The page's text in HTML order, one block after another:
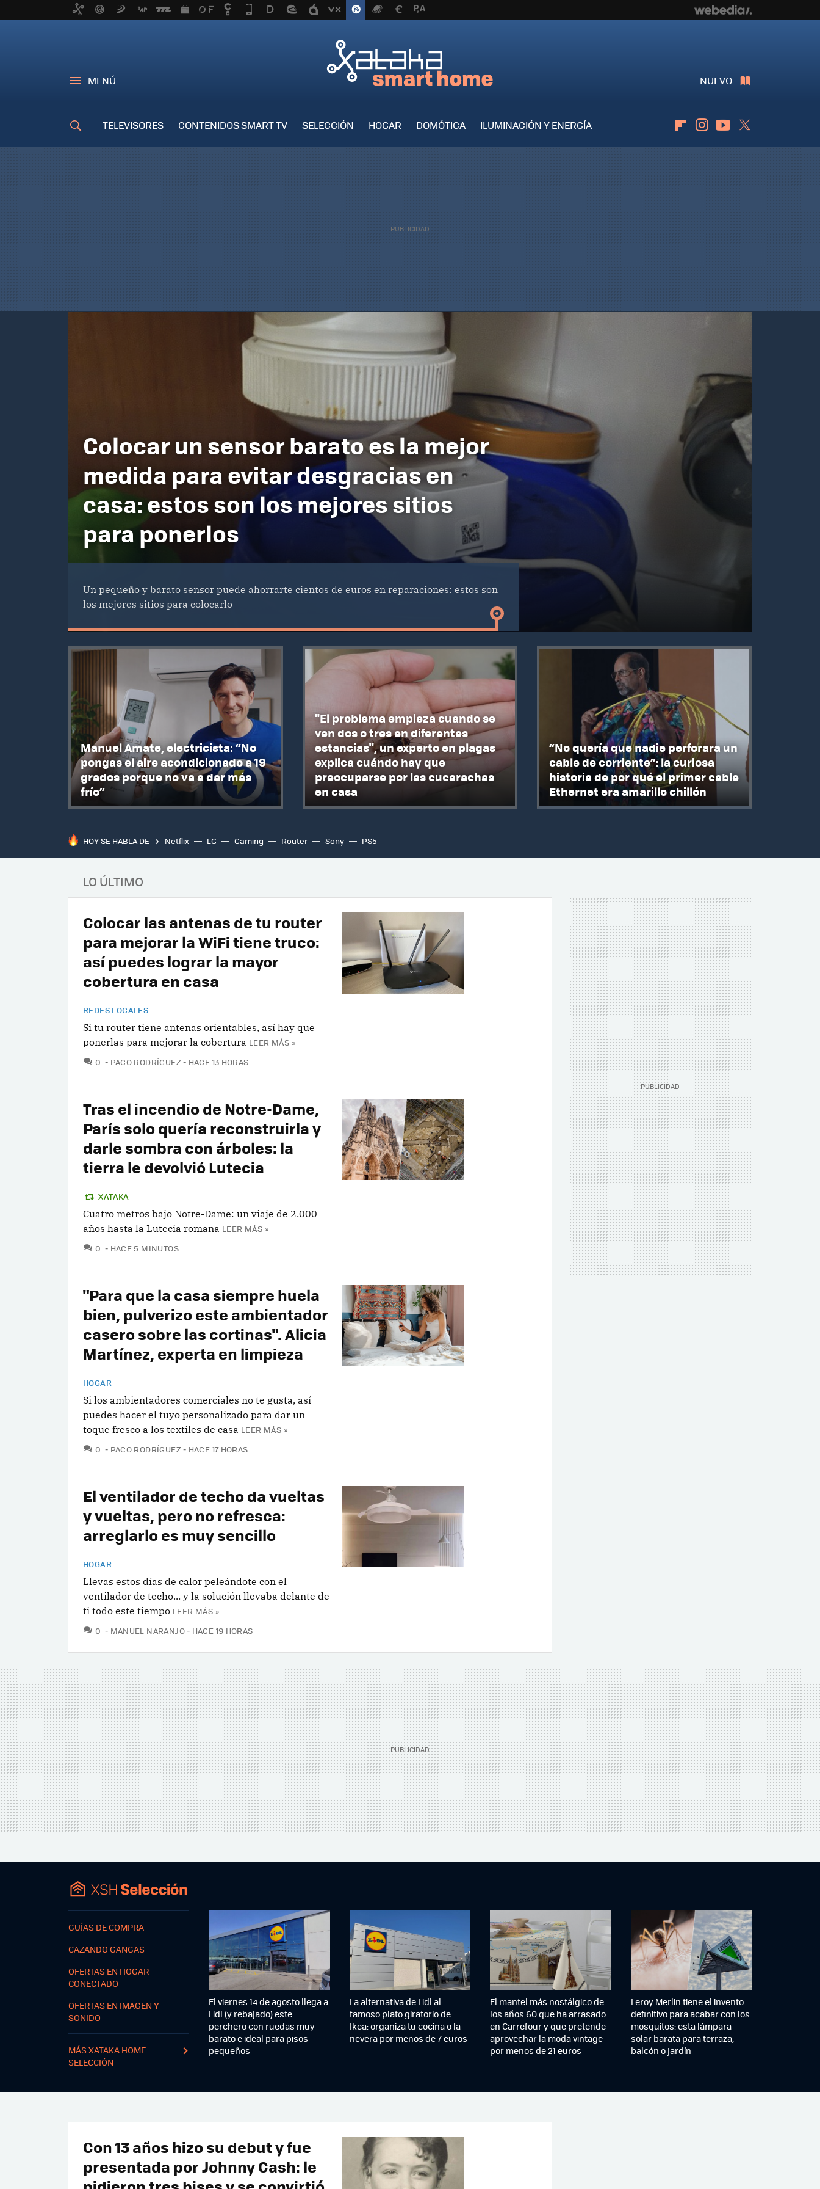
MENÚ NUEVO
TELEVISORES CONTENIDOS SMART TV SELECCIÓN HOGAR DOMÓTICA
ILUMINACIÓN Y ENERGÍA
FlipboardInstagramYoutube
Colocar un sensor barato es la mejor
medida para evitar desgracias en
casa: estos son los mejores sitios
para ponerlos
Un pequeño y barato sensor puede ahorrarte cientos de euros en reparaciones: estos son
los mejores sitios para colocarlo
Manuel Amate, electricista: “No
pongas el aire acondicionado a 19
grados porque no va a dar más
frío”
"El problema empieza cuando se
ven dos o tres en diferentes
estancias", un experto en plagas
explica cuándo hay que
preocuparse por las cucarachas
en casa
“No quería que nadie perforara un
cable de corriente”: la curiosa
historia de por qué el primer cable
Ethernet era amarillo chillón
HOY SE HABLA DE Netflix LG Gaming Router Sony PS5
LO ÚLTIMO
Colocar las antenas de tu router
para mejorar la WiFi tiene truco:
así puedes lograr la mayor
cobertura en casa
REDES LOCALES
Si tu router tiene antenas orientables, así hay que
ponerlas para mejorar la cobertura LEER MÁS »
0 COMENTARIOS
PACO RODRÍGUEZ HACE 13 HORAS
Tras el incendio de Notre-Dame,
París solo quería reconstruirla y
darle sombra con árboles: la
tierra le devolvió Lutecia
XATAKA
Cuatro metros bajo Notre-Dame: un viaje de 2.000
años hasta la Lutecia romana LEER MÁS »
0 COMENTARIOS
HACE 5 MINUTOS
"Para que la casa siempre huela
bien, pulverizo este ambientador
casero sobre las cortinas". Alicia
Martínez, experta en limpieza
HOGAR
Si los ambientadores comerciales no te gusta, así
puedes hacer el tuyo personalizado para dar un
toque fresco a los textiles de casa LEER MÁS »
0 COMENTARIOS
PACO RODRÍGUEZ HACE 17 HORAS
El ventilador de techo da vueltas
y vueltas, pero no refresca:
arreglarlo es muy sencillo
HOGAR
Llevas estos días de calor peleándote con el
ventilador de techo... y la solución llevaba delante de
ti todo este tiempo LEER MÁS »
0 COMENTARIOS
MANUEL NARANJO HACE 19 HORAS
GUÍAS DE COMPRA
CAZANDO GANGAS
OFERTAS EN HOGAR
CONECTADO
OFERTAS EN IMAGEN Y
SONIDO
MÁS XATAKA HOME
SELECCIÓN
El viernes 14 de agosto llega a
Lidl (y rebajado) este
perchero con ruedas muy
barato e ideal para pisos
pequeños
La alternativa de Lidl al
famoso plato giratorio de
Ikea: organiza tu cocina o la
nevera por menos de 7 euros
El mantel más nostálgico de
los años 60 que ha arrasado
en Carrefour y que pretende
aprovechar la moda vintage
por menos de 21 euros
Leroy Merlin tiene el invento
definitivo para acabar con los
mosquitos: esta lámpara
solar barata para terraza,
balcón o jardín
Con 13 años hizo su debut y fue
presentada por Johnny Cash: le